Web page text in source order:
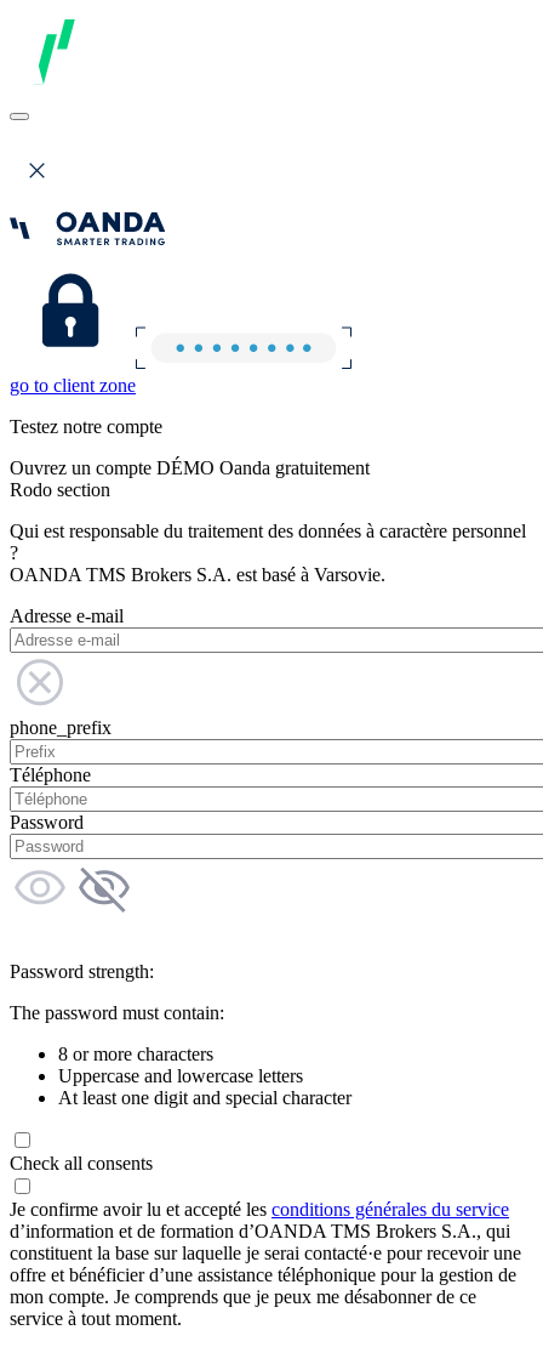
go to client zone
Testez notre compte
Ouvrez un compte DÉMO Oanda gratuitement
Rodo section
Qui est responsable du traitement des données à caractère personnel
?
OANDA TMS Brokers S.A. est basé à Varsovie.
Adresse e-mail
phone_prefix
Téléphone
Password
Password strength:
The password must contain:
8 or more characters
Uppercase and lowercase letters
At least one digit and special character
Check all consents
Je confirme avoir lu et accepté les conditions générales du service
d’information et de formation d’OANDA TMS Brokers S.A., qui
constituent la base sur laquelle je serai contacté·e pour recevoir une
offre et bénéficier d’une assistance téléphonique pour la gestion de
mon compte. Je comprends que je peux me désabonner de ce
service à tout moment.